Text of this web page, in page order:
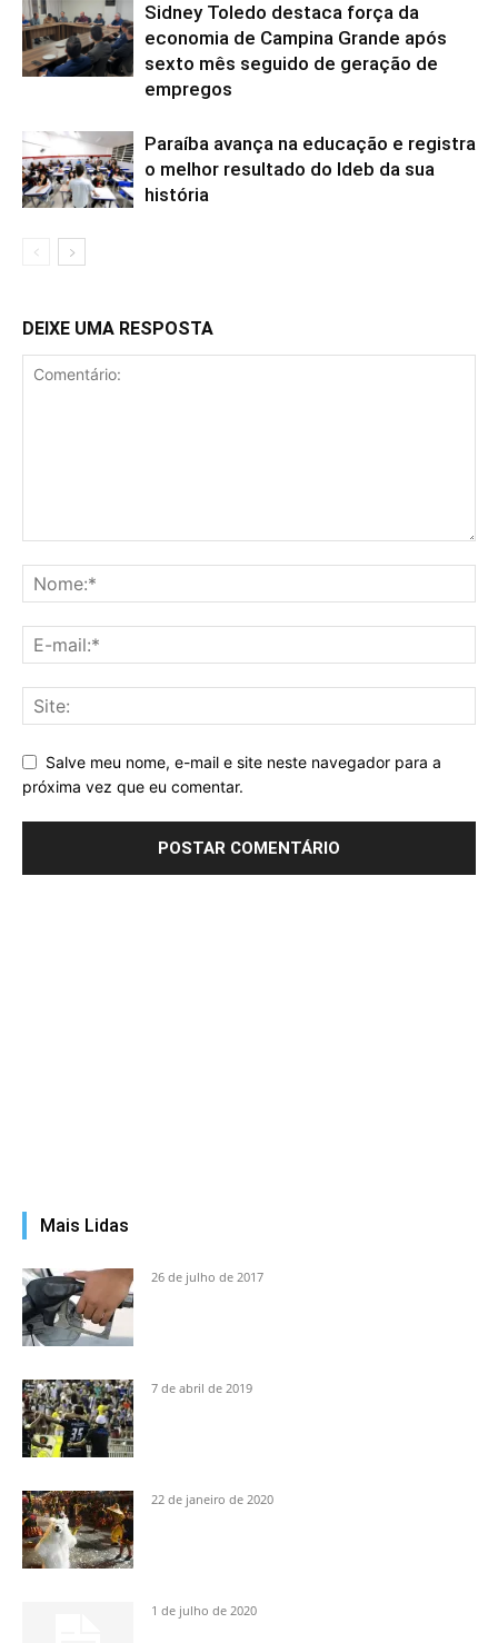
Sidney Toledo destaca força da
economia de Campina Grande após
sexto mês seguido de geração de
empregos
Paraíba avança na educação e registra
o melhor resultado do Ideb da sua
história
DEIXE UMA RESPOSTA
Salve meu nome, e-mail e site neste navegador para a
próxima vez que eu comentar.
Mais Lidas
26 de julho de 2017
7 de abril de 2019
22 de janeiro de 2020
1 de julho de 2020